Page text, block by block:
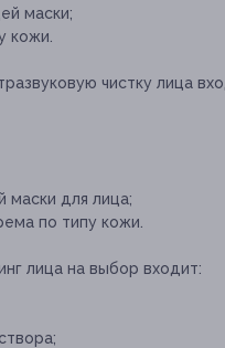
маски;
кожи.
чистку лица
для лица;
по типу кожи.
лица на выбор входит: